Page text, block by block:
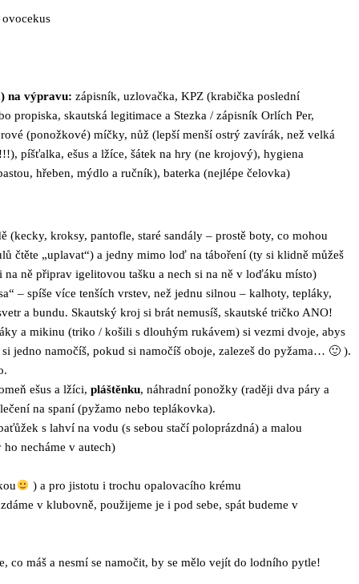
na výpravu: zápisník, uzlovačka, KPZ (krabička poslední
propiska, skautská legitimace a Stezka / zápisník Orlích Per,
(ponožkové) míčky, nůž (lepší menší ostrý zavírák, než velká
píšťalka, ešus a lžíce, šátek na hry (ne krojový), hygiena
hřeben, mýdlo a ručník), baterka (nejlépe čelovka)
(kecky, kroksy, pantofle, staré sandály – prostě boty, co mohou
čtěte „uplavat“) a jedny mimo loď na táboření (ty si klidně můžeš
ně připrav igelitovou tašku a nech si na ně v loďáku místo)
– spíše více tenších vrstev, než jednu silnou – kalhoty, tepláky,
a bundu. Skautský kroj si brát nemusíš, skautské tričko ANO!
a mikinu (triko / košili s dlouhým rukávem) si vezmi dvoje, abys
jedno namočíš, pokud si namočíš oboje, zalezeš do pyžama… 🙂 ).
ešus a lžíci, pláštěnku, náhradní ponožky (raději dva páry a
na spaní (pyžamo nebo teplákovka).
s lahví na vodu (s sebou stačí poloprázdná) a malou
necháme v autech)
) a pro jistotu i trochu opalovacího krému
v klubovně, použijeme je i pod sebe, spát budeme v
co máš a nesmí se namočit, by se mělo vejít do lodního pytle!